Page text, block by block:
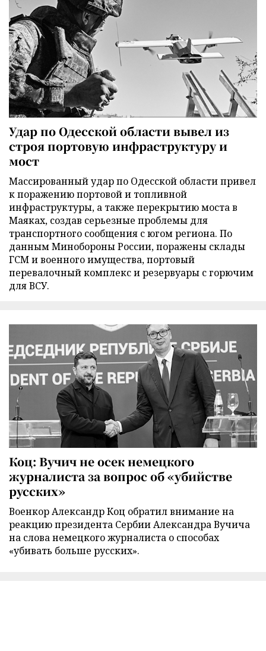
Удар по Одесской области вывел из
строя портовую инфраструктуру и
мост
Массированный удар по Одесской области привел
к поражению портовой и топливной
инфраструктуры, а также перекрытию моста в
Маяках, создав серьезные проблемы для
транспортного сообщения с югом региона. По
данным Минобороны России, поражены склады
ГСМ и военного имущества, портовый
перевалочный комплекс и резервуары с горючим
для ВСУ.
Коц: Вучич не осек немецкого
журналиста за вопрос об «убийстве
русских»
Военкор Александр Коц обратил внимание на
реакцию президента Сербии Александра Вучича
на слова немецкого журналиста о способах
«убивать больше русских».